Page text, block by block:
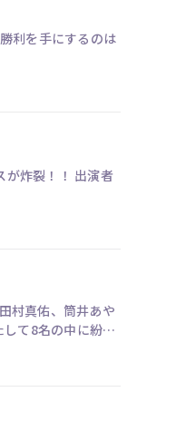
利を手にするのは
！ 出演者
村真佑、筒井あや
て8名の中に紛れ